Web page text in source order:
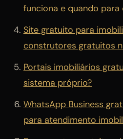
funciona e quando para
Site gratuito para
construtores gratuitos
Portais imobiliários
sistema próprio?
WhatsApp Business
para atendimento